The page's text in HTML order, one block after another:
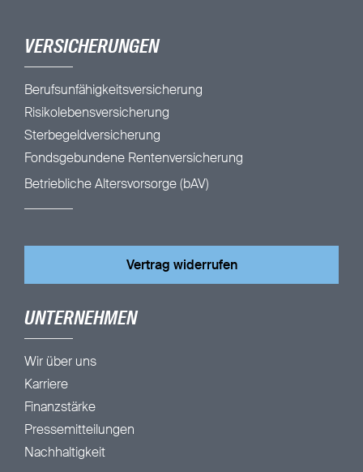
VERSICHERUNGEN
Berufsunfähigkeitsversicherung
Risikolebensversicherung
Sterbegeldversicherung
Fondsgebundene Rentenversicherung
Betriebliche Altersvorsorge (bAV)
Vertrag widerrufen
UNTERNEHMEN
Wir über uns
Karriere
Finanzstärke
Pressemitteilungen
Nachhaltigkeit